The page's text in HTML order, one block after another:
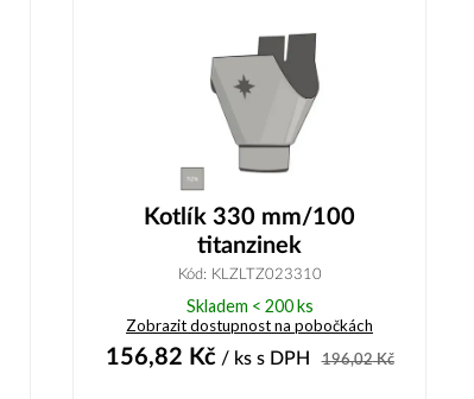
Kotlík 330 mm/100
titanzinek
Kód: KLZLTZ023310
Skladem < 200 ks
Zobrazit dostupnost na pobočkách
156,82 Kč/ ks s DPH 196,02Kč